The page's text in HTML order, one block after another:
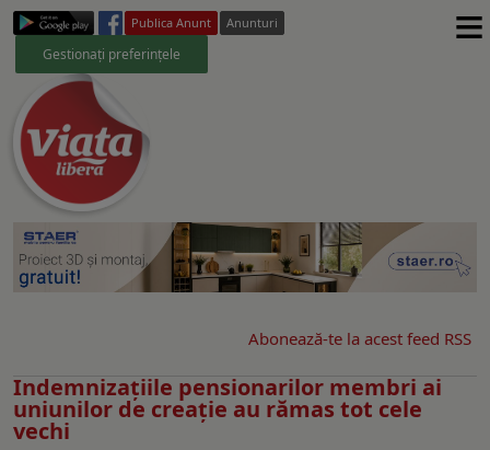
Publica Anunt Anunturi
Gestionați preferințele ≡
Abonează-te la acest feed RSS
Indemnizațiile pensionarilor membri ai
uniunilor de creație au rămas tot cele
vechi